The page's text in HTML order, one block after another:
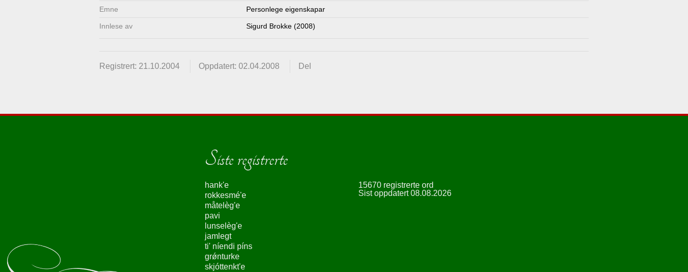
Emne Personlege eigenskapar
Innlese av Sigurd Brokke (2008)
Registrert: 21.10.2004 Oppdatert: 02.04.2008 Del
Siste registrerte
hank'e
rokkesmé'e
måtelèg'e
pavi
lunselèg'e
jamlegt
ti' níendi píns
grǿnturke
skjóttenkt'e
15670 registrerte ord
Sist oppdatert 08.08.2026